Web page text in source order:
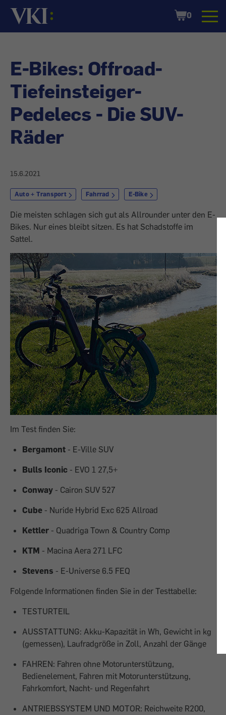
Startseite
Shopping
Cart
0
E-Bikes: Offroad-
Tiefeinsteiger-
Pedelecs - Die SUV-
Räder
15.6.2021
Auto + Transport Fahrrad E-Bike
Die meisten schlagen sich gut als Allrounder unter den E-
Bikes. Nur eines bleibt sitzen. Es hat Schadstoffe im
Sattel.
Im Test finden Sie:
Bergamont - E-Ville SUV
Bulls Iconic - EVO 1 27,5+
Conway - Cairon SUV 527
Cube - Nuride Hybrid Exc 625 Allroad
Kettler - Quadriga Town & Country Comp
KTM - Macina Aera 271 LFC
Stevens - E-Universe 6.5 FEQ
Folgende Informationen finden Sie in der Testtabelle:
TESTURTEIL
AUSSTATTUNG: Akku-Kapazität in Wh, Gewicht in kg
(gemessen), Laufradgröße in Zoll, Anzahl der Gänge
FAHREN: Fahren ohne Motorunterstützung,
Bedienelement, Fahren mit Motorunterstützung,
Fahrkomfort, Nacht- und Regenfahrt
ANTRIEBSSYSTEM UND MOTOR: Reichweite R200,